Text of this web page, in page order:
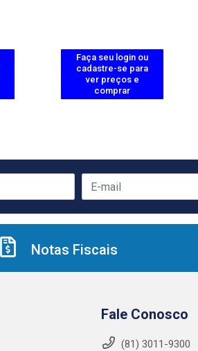
Faça seu login ou
cadastre-se para
ver preços e
comprar
Notas Fiscais
Fale Conosco
(81) 3011-9300